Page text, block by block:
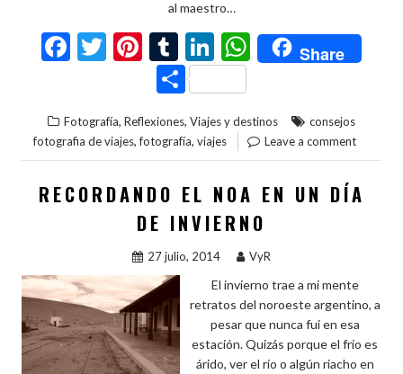
al maestro…
F
b
o
o
T
er
Pi
nt
er
es
t
T
u
m
bl
r
Li
n
ke
dI
n
W
h
s
A
p
p
Share
C
o
m
p
ar
ti
r
Fotografía, Reflexiones, Viajes y destinos
consejos
fotografia de viajes,fotografía, viajes Leave a comment
RECORDANDO EL NOA EN UN DÍA
DE INVIERNO
27 julio, 2014 VyR
El invierno trae a mi mente
retratos del noroeste argentino, a
pesar que nunca fui en esa
estación. Quizás porque el frío es
árido, ver el río o algún riacho en